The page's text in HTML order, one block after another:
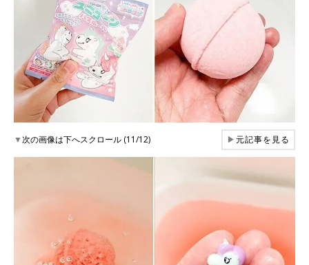
▼次の画像は下へスクロール (11/12) ▶元記事を見る